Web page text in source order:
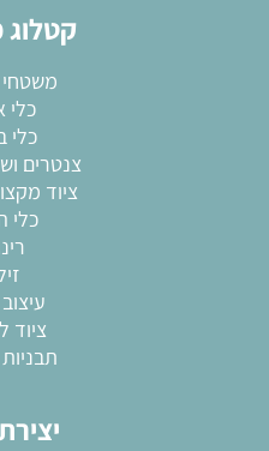
קטלוג
משטחי
כלי
כלי
צנטרים
ציוד
כלי
ציוד
תבניות